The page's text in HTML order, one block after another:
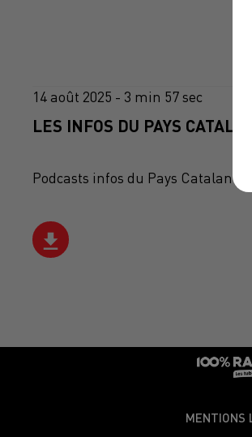
14 août 2025 - 3 min 57 sec
LES INFOS DU PAYS
Podcasts infos du Pays Catalan
MENTIONS